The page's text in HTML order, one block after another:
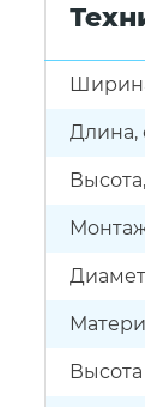
Длина,